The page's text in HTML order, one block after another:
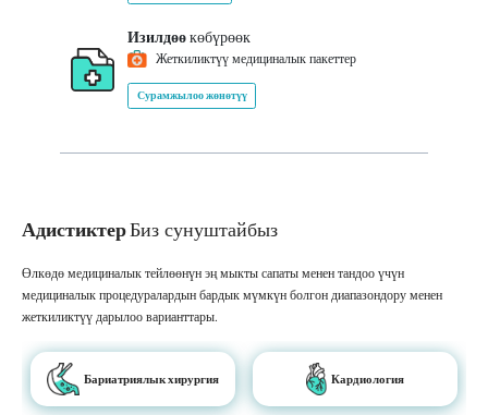
Изилдөөкөбүрөөк
Жеткиликтүү медициналык пакеттер
Сурамжылоо жөнөтүү
АдистиктерБиз сунуштайбыз
Өлкөдө медициналык тейлөөнүн эң мыкты сапаты менен тандоо үчүн
медициналык процедуралардын бардык мүмкүн болгон диапазондору менен
жеткиликтүү дарылоо варианттары.
Бариатриялык хирургия Кардиология